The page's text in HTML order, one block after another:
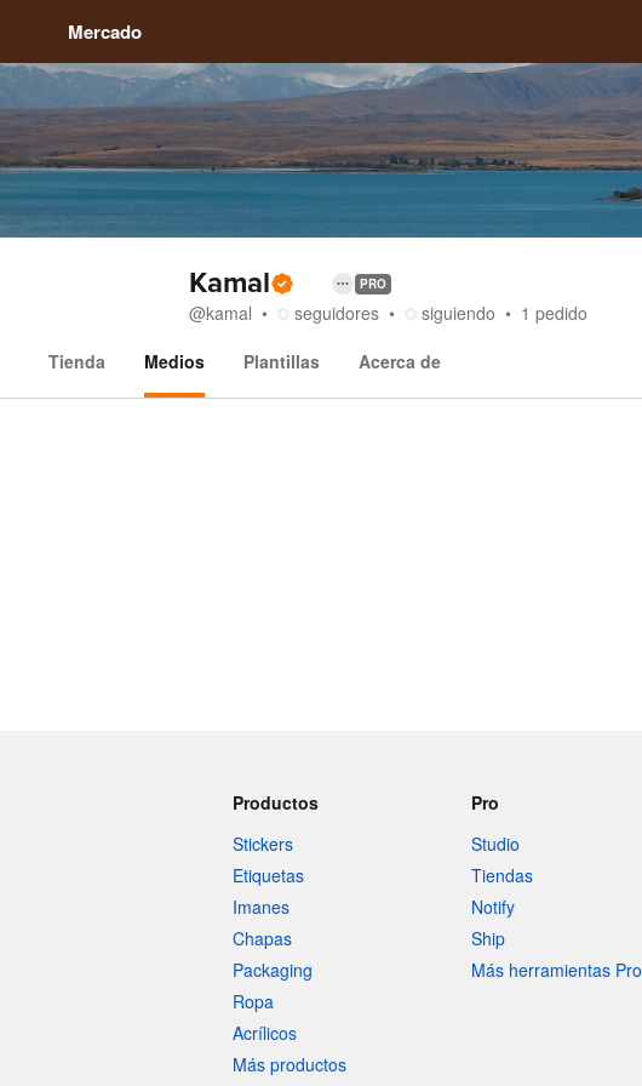
Mercado
Kamal PRO
@kamal seguidores siguiendo 1 pedido
Tienda
Medios Plantillas Acerca de
Productos
Stickers
Etiquetas
Imanes
Chapas
Packaging
Ropa
Acrílicos
Más productos
Pro
Studio
Tiendas
Notify
Ship
Más herramientas Pro